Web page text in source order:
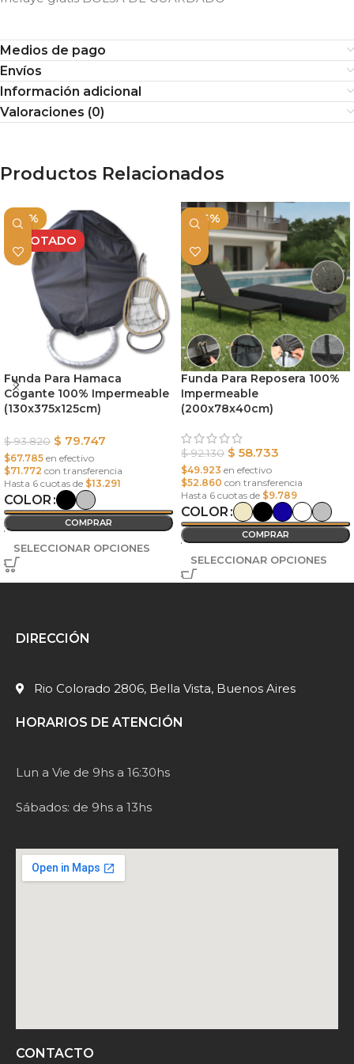
Medios de pago
Envíos
Información adicional
Valoraciones (0)
Productos Relacionados
-15%
AGOTADO
Funda Para Hamaca
Cogante 100% Impermeable
(130x375x125cm)
$93.820 $ 79.747
$67.785 en efectivo
$71.772 con transferencia
Hasta 6 cuotas de $13.291
COLOR
COMPRAR
SELECCIONAR OPCIONES
-36%
Funda Para Reposera 100%
Impermeable
(200x78x40cm)
$92.130 $ 58.733
$49.923 en efectivo
$52.860 con transferencia
Hasta 6 cuotas de $9.789
COLOR
COMPRAR
SELECCIONAR OPCIONES
DIRECCIÓN
Rio Colorado 2806, Bella Vista, Buenos Aires
HORARIOS DE ATENCIÓN
Lun a Vie de 9hs a 16:30hs
Sábados: de 9hs a 13hs
CONTACTO